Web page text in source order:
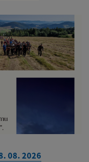
08. 2026